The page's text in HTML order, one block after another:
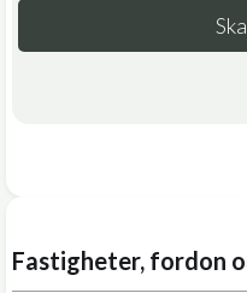
Fastigheter, fordon